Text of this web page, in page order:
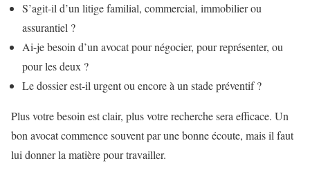
S’agit-il d’un litige familial, commercial, immobilier ou
assurantiel ?
Ai-je besoin d’un avocat pour négocier, pour représenter, ou
pour les deux ?
Le dossier est-il urgent ou encore à un stade préventif ?
Plus votre besoin est clair, plus votre recherche sera efficace. Un
bon avocat commence souvent par une bonne écoute, mais il faut
lui donner la matière pour travailler.